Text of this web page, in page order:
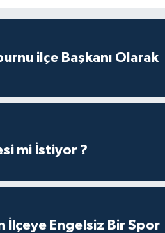
ilçe Başkanı Olarak
mi İstiyor ?
Engelsiz Bir Spor